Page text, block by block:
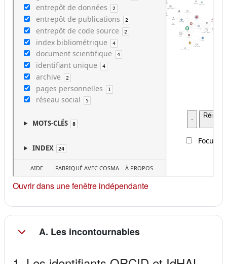
Ouvrir dans une fenêtre indépendante(s'ouvre dans un
A. Les incontournables